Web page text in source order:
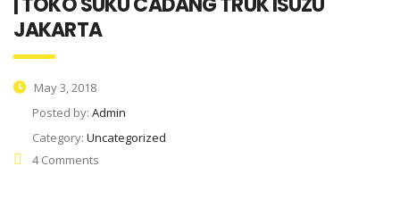
JAKARTA
May 3, 2018
Posted by: Admin
Category: Uncategorized
4 Comments